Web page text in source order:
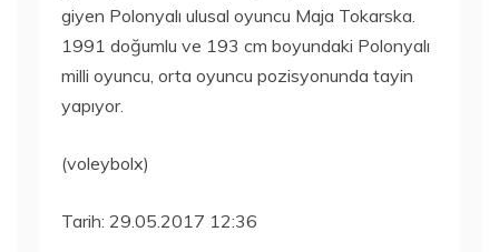
giyen Polonyalı ulusal oyuncu Maja Tokarska.
1991 doğumlu ve 193 cm boyundaki Polonyalı
milli oyuncu, orta oyuncu pozisyonunda tayin
yapıyor.
(voleybolx)
Tarih: 29.05.2017 12:36